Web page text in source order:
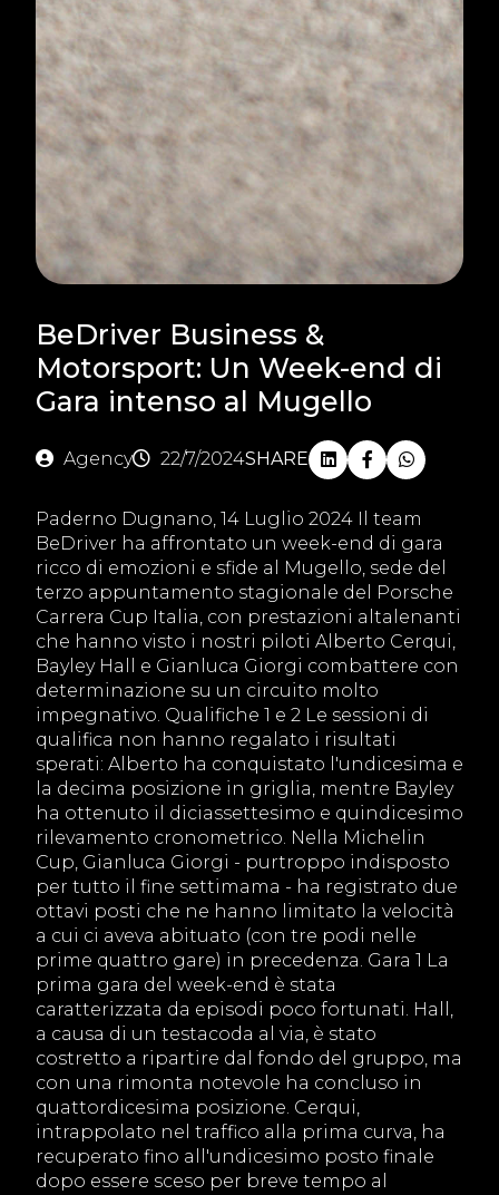
BeDriver Business &
Motorsport: Un Week-end di
Gara intenso al Mugello
Agency 22/7/2024SHARE
Paderno Dugnano, 14 Luglio 2024 Il team
BeDriver ha affrontato un week-end di gara
ricco di emozioni e sfide al Mugello, sede del
terzo appuntamento stagionale del Porsche
Carrera Cup Italia, con prestazioni altalenanti
che hanno visto i nostri piloti Alberto Cerqui,
Bayley Hall e Gianluca Giorgi combattere con
determinazione su un circuito molto
impegnativo. Qualifiche 1 e 2 Le sessioni di
qualifica non hanno regalato i risultati
sperati: Alberto ha conquistato l'undicesima e
la decima posizione in griglia, mentre Bayley
ha ottenuto il diciassettesimo e quindicesimo
rilevamento cronometrico. Nella Michelin
Cup, Gianluca Giorgi - purtroppo indisposto
per tutto il fine settimama - ha registrato due
ottavi posti che ne hanno limitato la velocità
a cui ci aveva abituato (con tre podi nelle
prime quattro gare) in precedenza. Gara 1 La
prima gara del week-end è stata
caratterizzata da episodi poco fortunati. Hall,
a causa di un testacoda al via, è stato
costretto a ripartire dal fondo del gruppo, ma
con una rimonta notevole ha concluso in
quattordicesima posizione. Cerqui,
intrappolato nel traffico alla prima curva, ha
recuperato fino all'undicesimo posto finale
dopo essere sceso per breve tempo al